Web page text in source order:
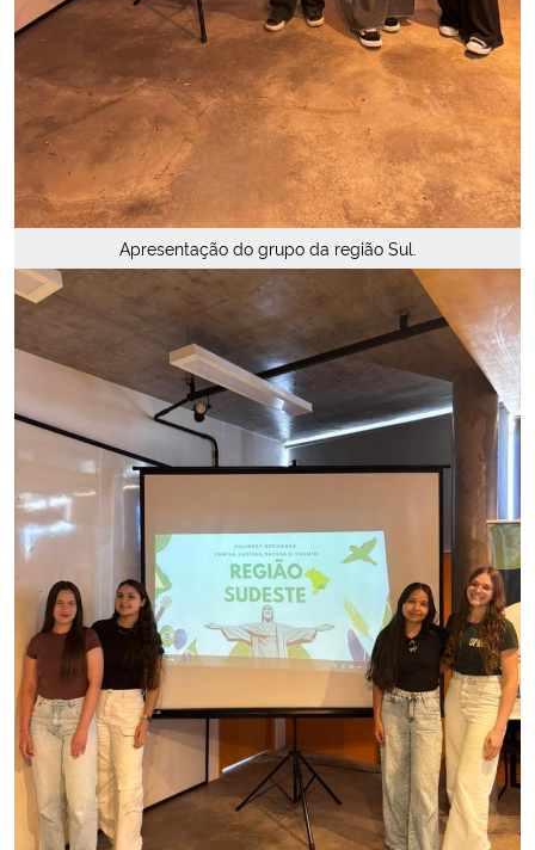
Apresentação do grupo da região Sul.